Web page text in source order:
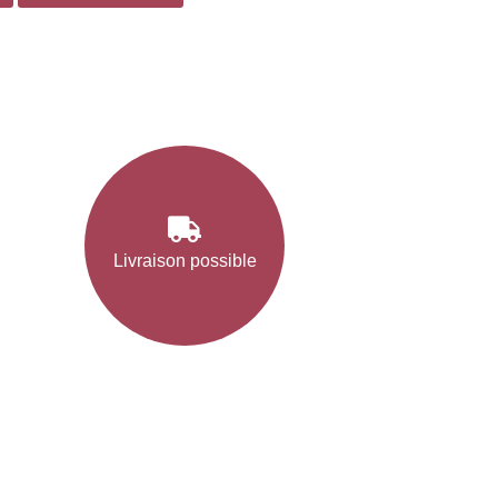
Livraison possible